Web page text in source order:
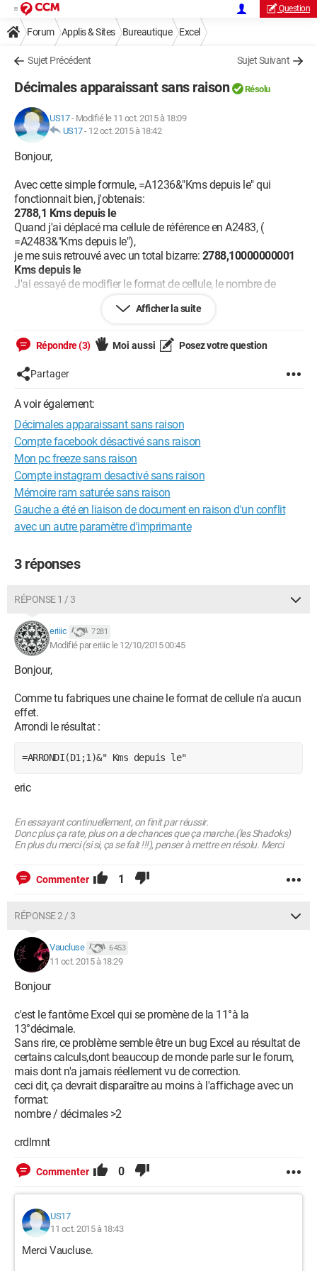
Question
Forum Applis & Sites Bureautique Excel
Sujet Précédent Sujet Suivant
Décimales apparaissant sans raison Résolu
US17- Modifié le 11 oct. 2015 à 18:09
US17- 12 oct. 2015 à 18:42
Bonjour,
Avec cette simple formule, =A1236&"Kms depuis le" qui
fonctionnait bien, j'obtenais:
2788,1 Kms depuis le
Quand j'ai déplacé ma cellule de référence en A2483, (
=A2483&"Kms depuis le"),
je me suis retrouvé avec un total bizarre: 2788,10000000001
Kms depuis le
J'ai essayé de modifier le format de cellule, le nombre de
Excel 2013
Afficher la suite
Répondre (3) Moi aussi Posez votre question
Partager
A voir également:
Décimales apparaissant sans raison
Compte facebook désactivé sans raison
Mon pc freeze sans raison
Compte instagram desactivé sans raison
Mémoire ram saturée sans raison
Gauche a été en liaison de document en raison d'un conflit
avec un autre paramètre d'imprimante
3 réponses
RÉPONSE 1 / 3
eriiic 7 281
Modifié par eriiic le 12/10/2015 00:45
Bonjour,
Comme tu fabriques une chaine le format de cellule n'a aucun
effet.
Arrondi le résultat :
=ARRONDI(D1;1)&" Kms depuis le"
eric
En essayant continuellement, on finit par réussir.
Donc plus ça rate, plus on a de chances que ça marche.(les Shadoks)
En plus du merci (si si, ça se fait !!!), penser à mettre en résolu. Merci
Commenter 1
RÉPONSE 2 / 3
Vaucluse 6 453
11 oct. 2015 à 18:29
Bonjour
c'est le fantôme Excel qui se promène de la 11°à la
13°décimale.
Sans rire, ce problème semble être un bug Excel au résultat de
certains calculs,dont beaucoup de monde parle sur le forum,
mais dont n'a jamais réellement vu de correction.
ceci dit, ça devrait disparaître au moins à l'affichage avec un
format:
nombre / décimales >2
crdlmnt
Commenter 0
US17
11 oct. 2015 à 18:43
Merci Vaucluse.